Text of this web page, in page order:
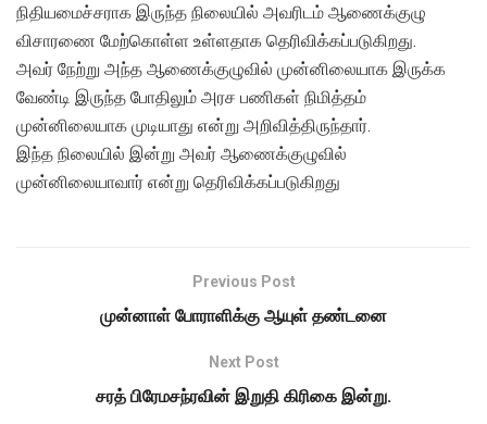
நிதியமைச்சராக இருந்த நிலையில் அவரிடம் ஆணைக்குழு
விசாரணை மேற்கொள்ள உள்ளதாக தெரிவிக்கப்படுகிறது.
அவர் நேற்று அந்த ஆணைக்குழுவில் முன்னிலையாக இருக்க
வேண்டி இருந்த போதிலும் அரச பணிகள் நிமித்தம்
முன்னிலையாக முடியாது என்று அறிவித்திருந்தார்.
இந்த நிலையில் இன்று அவர் ஆணைக்குழுவில்
முன்னிலையாவார் என்று தெரிவிக்கப்படுகிறது
Previous Post
முன்னாள் போராளிக்கு ஆயுள் தண்டனை
Next Post
சரத் பிரேமசந்ரவின் இறுதி கிரிகை இன்று.